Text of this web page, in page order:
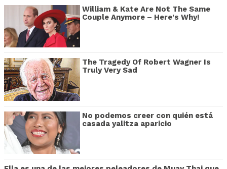
William & Kate Are Not The Same
Couple Anymore – Here's Why!
The Tragedy Of Robert Wagner Is
Truly Very Sad
No podemos creer con quién está
casada yalitza aparicio